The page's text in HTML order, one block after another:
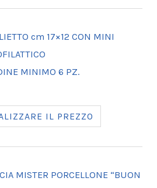
cm 17×12 CON MINI
MINIMO 6 PZ.
IL PREZZO
MISTER PORCELLONE “BUON